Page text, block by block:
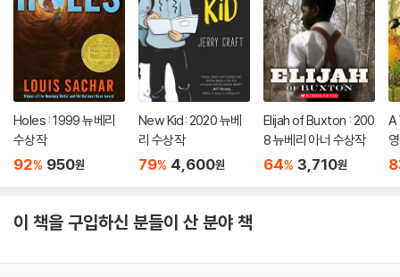
Holes : 1999 뉴베리
수상작
92% 950원
New Kid: 2020 뉴베
리 수상작
79% 4,600원
Elijah of Buxton : 200
8 뉴베리 아너 수상작
64% 3,710원
A
이 책을 구입하신 분들이 산 분야 책